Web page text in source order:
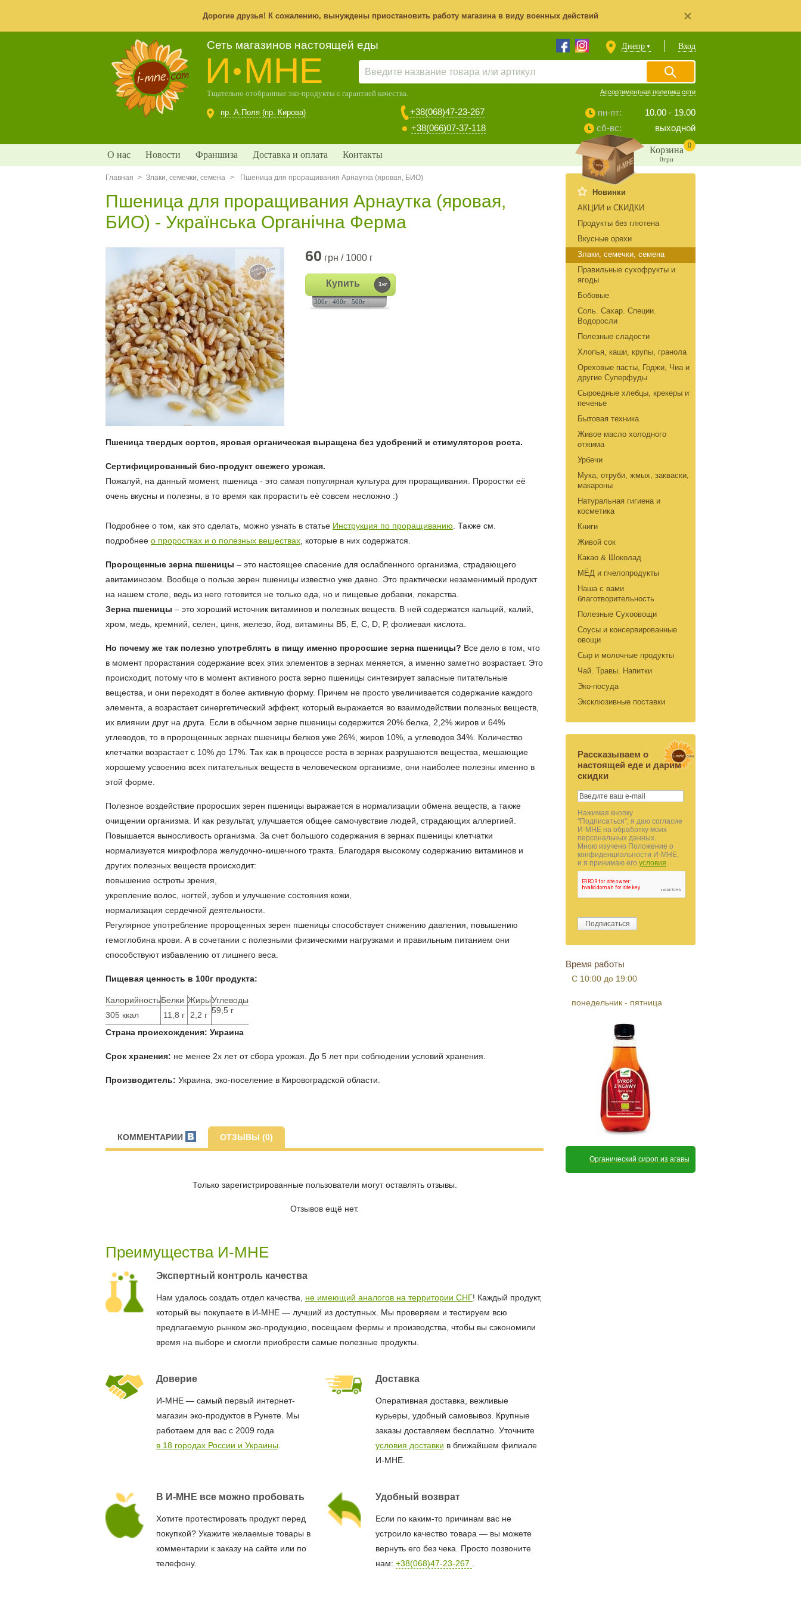
Дорогие друзья! К сожалению, вынуждены приостановить работу магазина в виду военных действий
Сеть магазинов настоящей еды Днепр ▼ Вход
И МНЕ
Тщательно отобранные эко-продукты с гарантией качества. Ассортиментная политика сети
пр. А.Поля (пр. Кирова)
+38(068)47-23-267
+38(066)07-37-118
пн-пт:
10.00 - 19.00
сб-вс:
выходной
О нас Новости Франшиза Доставка и оплата Контакты Корзина 0
0грн
Главная > Злаки, семечки, семена > Пшеница для проращивания Арнаутка (яровая, БИО)
Пшеница для проращивания Арнаутка (яровая,
БИО) - Українська Органічна Ферма
60 грн / 1000 г
Купить 1кг
300г 400г 500г
Пшеница твердых сортов, яровая органическая выращена без удобрений и стимуляторов роста.
Сертифицированный био-продукт свежего урожая.
Пожалуй, на данный момент, пшеница - это самая популярная культура для проращивания. Проростки её
очень вкусны и полезны, в то время как прорастить её совсем несложно :)
Подробнее о том, как это сделать, можно узнать в статье Инструкция по проращиванию . Также см.
подробнее о проростках и о полезных веществах , которые в них содержатся.
Пророщенные зерна пшеницы – это настоящее спасение для ослабленного организма, страдающего
авитаминозом. Вообще о пользе зерен пшеницы известно уже давно. Это практически незаменимый продукт
на нашем столе, ведь из него готовится не только еда, но и пищевые добавки, лекарства.
Зерна пшеницы – это хороший источник витаминов и полезных веществ. В ней содержатся кальций, калий,
хром, медь, кремний, селен, цинк, железо, йод, витамины B5, Е, С, D, Р, фолиевая кислота.
Но почему же так полезно употреблять в пищу именно проросшие зерна пшеницы? Все дело в том, что
в момент прорастания содержание всех этих элементов в зернах меняется, а именно заметно возрастает. Это
происходит, потому что в момент активного роста зерно пшеницы синтезирует запасные питательные
вещества, и они переходят в более активную форму. Причем не просто увеличивается содержание каждого
элемента, а возрастает синергетический эффект, который выражается во взаимодействии полезных веществ,
их влиянии друг на друга. Если в обычном зерне пшеницы содержится 20% белка, 2,2% жиров и 64%
углеводов, то в пророщенных зернах пшеницы белков уже 26%, жиров 10%, а углеводов 34%. Количество
клетчатки возрастает с 10% до 17%. Так как в процессе роста в зернах разрушаются вещества, мешающие
хорошему усвоению всех питательных веществ в человеческом организме, они наиболее полезны именно в
этой форме.
Полезное воздействие проросших зерен пшеницы выражается в нормализации обмена веществ, а также
очищении организма. И как результат, улучшается общее самочувствие людей, страдающих аллергией.
Повышается выносливость организма. За счет большого содержания в зернах пшеницы клетчатки
нормализуется микрофлора желудочно-кишечного тракта. Благодаря высокому содержанию витаминов и
других полезных веществ происходит:
повышение остроты зрения,
укрепление волос, ногтей, зубов и улучшение состояния кожи,
нормализация сердечной деятельности.
Регулярное употребление пророщенных зерен пшеницы способствует снижению давления, повышению
гемоглобина крови. А в сочетании с полезными физическими нагрузками и правильным питанием они
способствуют избавлению от лишнего веса.
Пищевая ценность в 100г продукта:
КалорийностьБелки ЖирыУглеводы
305 ккал 11,8 г 2,2 г 59,5 г
Страна происхождения: Украина
Срок хранения: не менее 2х лет от сбора урожая. До 5 лет при соблюдении условий хранения.
Производитель: Украина, эко-поселение в Кировоградской области.
КОММЕНТАРИИ ОТЗЫВЫ (0)
Только зарегистрированные пользователи могут оставлять отзывы.
Отзывов ещё нет.
Преимущества И-МНЕ
Экспертный контроль качества
Нам удалось создать отдел качества, не имеющий аналогов на территории СНГ! Каждый продукт,
который вы покупаете в И-МНЕ — лучший из доступных. Мы проверяем и тестируем всю
предлагаемую рынком эко-продукцию, посещаем фермы и производства, чтобы вы сэкономили
время на выборе и смогли приобрести самые полезные продукты.
Доверие
И-МНЕ — самый первый интернет-
магазин эко-продуктов в Рунете. Мы
работаем для вас с 2009 года
в 18 городах России и Украины
Доставка
Оперативная доставка, вежливые
курьеры, удобный самовывоз. Крупные
заказы доставляем бесплатно. Уточните
условия доставки в ближайшем филиале
И-МНЕ.
В И-МНЕ все можно пробовать
Хотите протестировать продукт перед
покупкой? Укажите желаемые товары в
комментарии к заказу на сайте или по
телефону.
Удобный возврат
Если по каким-то причинам вас не
устроило качество товара — вы можете
вернуть его без чека. Просто позвоните
нам: +38(068)47-23-267
Новинки
АКЦИИ и СКИДКИ
Продукты без глютена
Вкусные орехи
Злаки, семечки, семена
Правильные сухофрукты и
ягоды
Бобовые
Соль. Сахар. Специи.
Водоросли
Полезные сладости
Хлопья, каши, крупы, гранола
Ореховые пасты, Годжи, Чиа и
другие Суперфуды
Сыроедные хлебцы, крекеры и
печенье
Бытовая техника
Живое масло холодного
отжима
Урбечи
Мука, отруби, жмых, закваски,
макароны
Натуральная гигиена и
косметика
Книги
Живой сок
Какао & Шоколад
МЁД и пчелопродукты
Наша с вами
благотворительность
Полезные Сухоовощи
Соусы и консервированные
овощи
Сыр и молочные продукты
Чай. Травы. Напитки
Эко-посуда
Эксклюзивные поставки
Рассказываем о
настоящей еде и дарим
скидки
Нажимая кнопку
"Подписаться", я даю согласие
И-МНЕ на обработку моих
персональных данных.
Мною изучено Положение о
конфиденциальности И-МНЕ,
и я принимаю его условия.
Время работы
С 10:00 до 19:00
понедельник - пятница
Органический сироп из агавы